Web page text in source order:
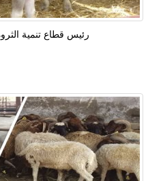
رئيس قطاع تنمية